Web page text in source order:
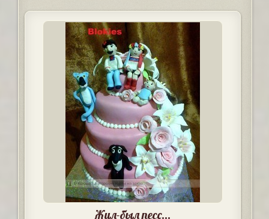
Жил-был песс...